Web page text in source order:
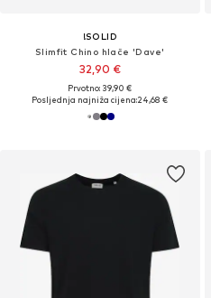
!SOLID
Slimfit Chino hlače 'Dave'
32,90 €
Prvotno: 39,90 €
Posljednja najniža cijena:24,68 €